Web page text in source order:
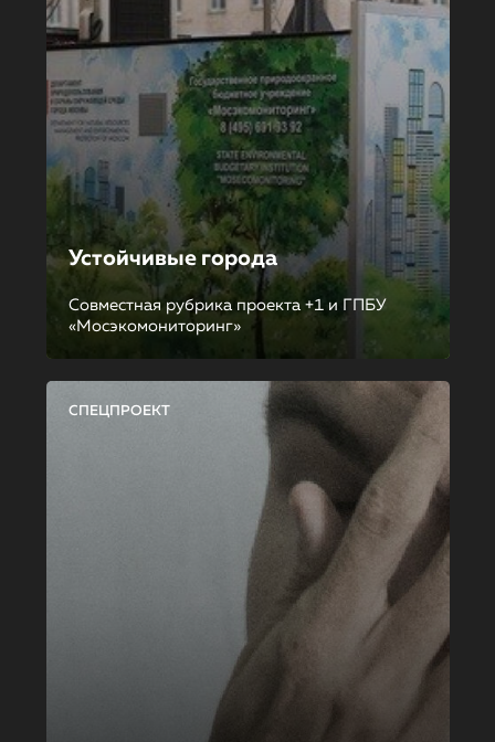
Устойчивые города
Совместная рубрика проекта +1 и ГПБУ
«Мосэкомониторинг»
СПЕЦПРОЕКТ